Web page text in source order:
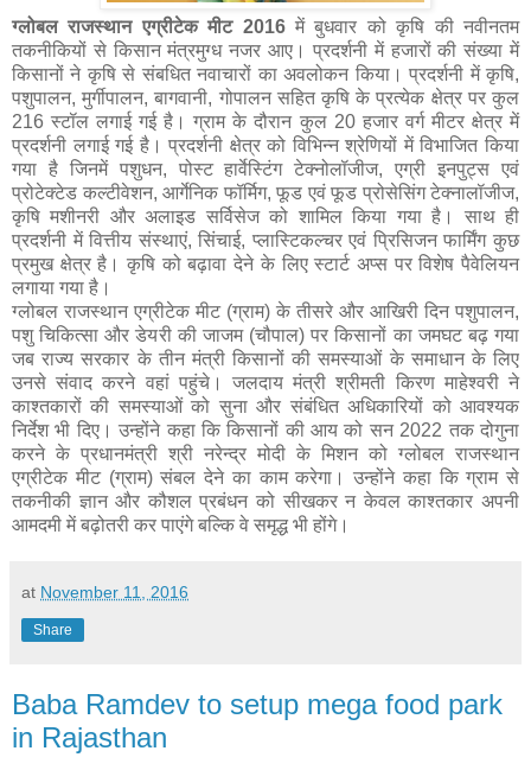
ग्लोबल राजस्थान एग्रीटेक मीट 2016में बुधवार को कृषि की नवीनतम
तकनीकियों से किसान मंत्रमुग्ध नजर आए। प्रदर्शनी में हजारों की संख्या में
किसानों ने कृषि से संबधित नवाचारों का अवलोकन किया। प्रदर्शनी में कृषि,
पशुपालन, मुर्गीपालन, बागवानी, गोपालन सहित कृषि के प्रत्येक क्षेत्र पर कुल
216 स्टॉल लगाई गई है। ग्राम के दौरान कुल 20 हजार वर्ग मीटर क्षेत्र में
प्रदर्शनी लगाई गई है। प्रदर्शनी क्षेत्र को विभिन्न श्रेणियों में विभाजित किया
गया है जिनमें पशुधन, पोस्ट हार्वेस्टिंग टेक्नोलॉजीज, एग्री इनपुट्स एवं
प्रोटेक्टेड कल्टीवेशन, आर्गेनिक फॉर्मिग, फूड एवं फूड प्रोसेसिंग टेक्नालॉजीज,
कृषि मशीनरी और अलाइड सर्विसेज को शामिल किया गया है। साथ ही
प्रदर्शनी में वित्तीय संस्थाएं, सिंचाई, प्लास्टिकल्चर एवं प्रिसिजन फार्मिंग कुछ
प्रमुख क्षेत्र है। कृषि को बढ़ावा देने के लिए स्टार्ट अप्स पर विशेष पैवेलियन
लगाया गया है।
ग्लोबल राजस्थान एग्रीटेक मीट (ग्राम) के तीसरे और आखिरी दिन पशुपालन,
पशु चिकित्सा और डेयरी की जाजम (चौपाल) पर किसानों का जमघट बढ़ गया
जब राज्य सरकार के तीन मंत्री किसानों की समस्याओं के समाधान के लिए
उनसे संवाद करने वहां पहुंचे। जलदाय मंत्री श्रीमती किरण माहेश्वरी ने
काश्तकारों की समस्याओं को सुना और संबंधित अधिकारियों को आवश्यक
निर्देश भी दिए। उन्होंने कहा कि किसानों की आय को सन 2022 तक दोगुना
करने के प्रधानमंत्री श्री नरेन्द्र मोदी के मिशन को ग्लोबल राजस्थान
एग्रीटेक मीट (ग्राम) संबल देने का काम करेगा। उन्होंने कहा कि ग्राम से
तकनीकी ज्ञान और कौशल प्रबंधन को सीखकर न केवल काश्तकार अपनी
आमदमी में बढ़ोतरी कर पाएंगे बल्कि वे समृद्ध भी होंगे।
at November 11, 2016
Share
Baba Ramdev to setup mega food park
in Rajasthan